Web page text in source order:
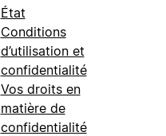
État
Conditions
d’utilisation et
confidentialité
Vos droits en
matière de
confidentialité